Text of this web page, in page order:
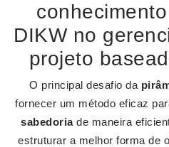
DIKW no
projeto
O principal desafio da
fornecer um método eficaz
sabedoriade maneira
estruturar a melhor forma de